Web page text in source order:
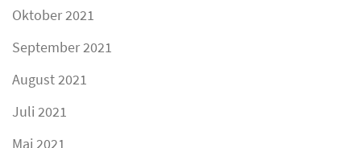
Oktober 2021
September 2021
August 2021
Juli 2021
Mai 2021